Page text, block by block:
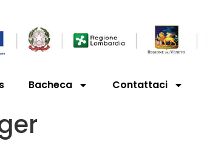
Bacheca Contattaci